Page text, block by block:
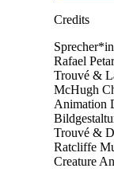
Credits
Rafael
Trouvé &
McHugh
Animation
Trouvé &
Ratcliffe
Creature